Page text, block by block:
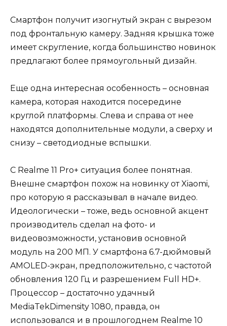
Смартфон получит изогнутый экран с вырезом
под фронтальную камеру. Задняя крышка тоже
имеет скругление, когда большинство новинок
предлагают более прямоугольный дизайн.
Еще одна интересная особенность – основная
камера, которая находится посередине
круглой платформы. Слева и справа от нее
находятся дополнительные модули, а сверху и
снизу – светодиодные вспышки.
С Realme 11 Pro+ ситуация более понятная.
Внешне смартфон похож на новинку от Xiaomi,
про которую я рассказывал в начале видео.
Идеологически – тоже, ведь основной акцент
производитель сделал на фото- и
видеовозможности, установив основной
модуль на 200 МП. У смартфона 6.7-дюймовый
AMOLED-экран, предположительно, с частотой
обновления 120 Гц и разрешением Full HD+.
Процессор – достаточно удачный
MediaTekDimensity 1080, правда, он
использовался и в прошлогоднем Realme 10